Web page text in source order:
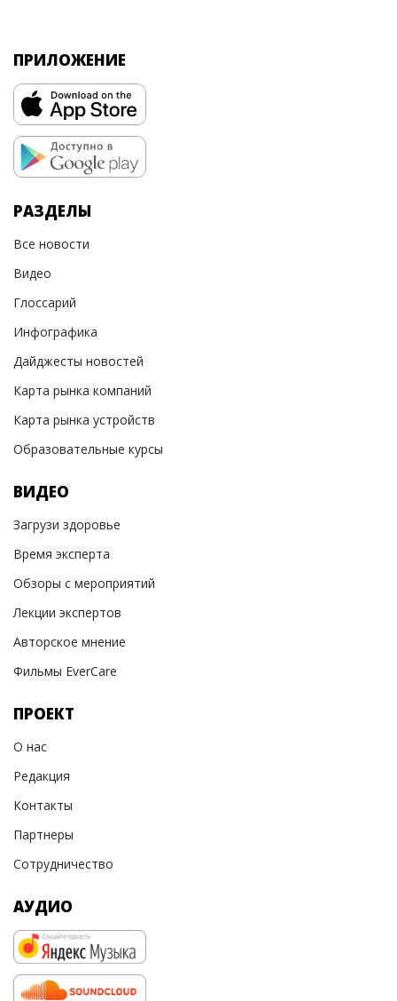
ПРИЛОЖЕНИЕ
РАЗДЕЛЫ
Все новости
Видео
Глоссарий
Инфографика
Дайджесты новостей
Карта рынка компаний
Карта рынка устройств
Образовательные курсы
ВИДЕО
Загрузи здоровье
Время эксперта
Обзоры с мероприятий
Лекции экспертов
Авторское мнение
Фильмы EverCare
ПРОЕКТ
О нас
Редакция
Контакты
Партнеры
Сотрудничество
АУДИО